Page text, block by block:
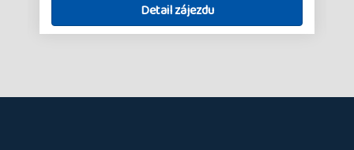
Detail zájezdu